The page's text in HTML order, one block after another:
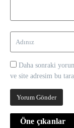
Daha sonraki
ve site adresim bu
Öne çıkanlar